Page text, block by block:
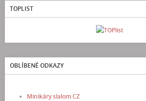
TOPLIST
OBLÍBENÉ ODKAZY
Minikáry slalom CZ